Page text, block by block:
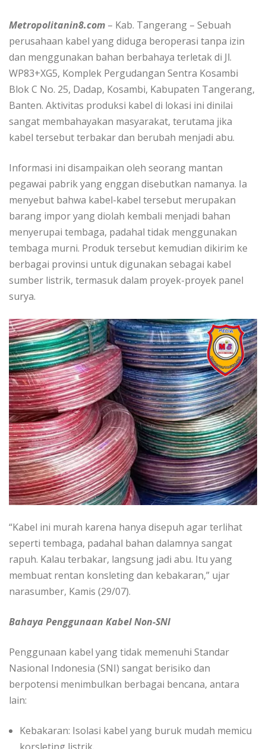
Metropolitanin8.com – Kab. Tangerang – Sebuah
perusahaan kabel yang diduga beroperasi tanpa izin
dan menggunakan bahan berbahaya terletak di Jl.
WP83+XG5, Komplek Pergudangan Sentra Kosambi
Blok C No. 25, Dadap, Kosambi, Kabupaten Tangerang,
Banten. Aktivitas produksi kabel di lokasi ini dinilai
sangat membahayakan masyarakat, terutama jika
kabel tersebut terbakar dan berubah menjadi abu.
Informasi ini disampaikan oleh seorang mantan
pegawai pabrik yang enggan disebutkan namanya. Ia
menyebut bahwa kabel-kabel tersebut merupakan
barang impor yang diolah kembali menjadi bahan
menyerupai tembaga, padahal tidak menggunakan
tembaga murni. Produk tersebut kemudian dikirim ke
berbagai provinsi untuk digunakan sebagai kabel
sumber listrik, termasuk dalam proyek-proyek panel
surya.
“Kabel ini murah karena hanya disepuh agar terlihat
seperti tembaga, padahal bahan dalamnya sangat
rapuh. Kalau terbakar, langsung jadi abu. Itu yang
membuat rentan konsleting dan kebakaran,” ujar
narasumber, Kamis (29/07).
Bahaya Penggunaan Kabel Non-SNI
Penggunaan kabel yang tidak memenuhi Standar
Nasional Indonesia (SNI) sangat berisiko dan
berpotensi menimbulkan berbagai bencana, antara
lain:
Kebakaran: Isolasi kabel yang buruk mudah memicu